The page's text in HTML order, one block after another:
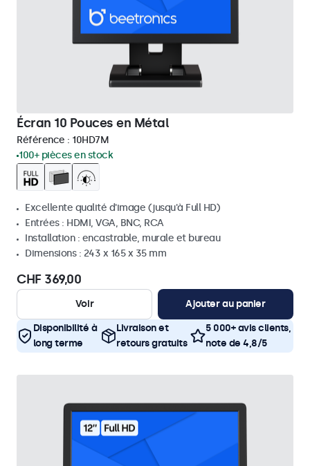
Écran 10 Pouces en Métal
Référence : 10HD7M
100+ pièces en stock
Excellente qualité d'image (jusqu'à Full HD)
Entrées : HDMI, VGA, BNC, RCA
Installation : encastrable, murale et bureau
Dimensions : 243 x 165 x 35 mm
CHF 369,00
Voir Ajouter au panier
Disponibilité à
long terme
Livraison et
retours gratuits
5 000+ avis clients,
note de 4,8/5